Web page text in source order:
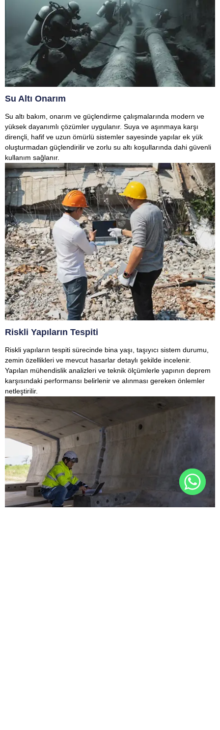
Su Altı Onarım
Su altı bakım, onarım ve güçlendirme çalışmalarında modern ve
yüksek dayanımlı çözümler uygulanır. Suya ve aşınmaya karşı
dirençli, hafif ve uzun ömürlü sistemler sayesinde yapılar ek yük
oluşturmadan güçlendirilir ve zorlu su altı koşullarında dahi güvenli
kullanım sağlanır.
Riskli Yapıların Tespiti
Riskli yapıların tespiti sürecinde bina yaşı, taşıyıcı sistem durumu,
zemin özellikleri ve mevcut hasarlar detaylı şekilde incelenir.
Yapılan mühendislik analizleri ve teknik ölçümlerle yapının deprem
karşısındaki performansı belirlenir ve alınması gereken önlemler
netleştirilir.